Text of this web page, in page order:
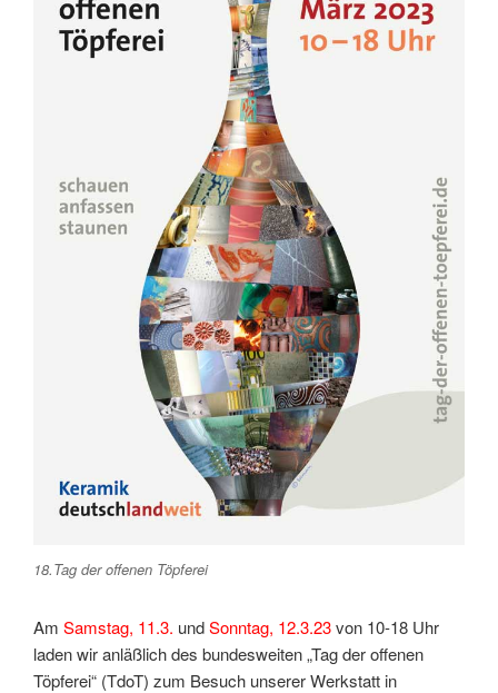
18.Tag der offenen Töpferei
Am Samstag, 11.3. undSonntag, 12.3.23von 10-18 Uhr
laden wir anläßlich des bundesweiten „Tag der offenen
Töpferei“ (TdoT) zum Besuch unserer Werkstatt in